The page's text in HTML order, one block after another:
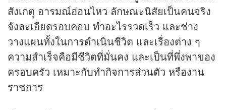
สังเกตุ อารมณ์อ่อนไหว ลักษณะนิสัยเป็นคนจริง
จังละเอียดรอบคอบ ทำอะไรรวดเร็ว และช่าง
วางแผนทั้งในการดำเนินชีวิต และเรื่องต่าง ๆ
ความสำเร็จคือมีชีวิตที่มั่นคง และเป็นที่พึ่งพาของ
ครอบครัว เหมาะกับทำกิจการส่วนตัว หรืองาน
ราชการ